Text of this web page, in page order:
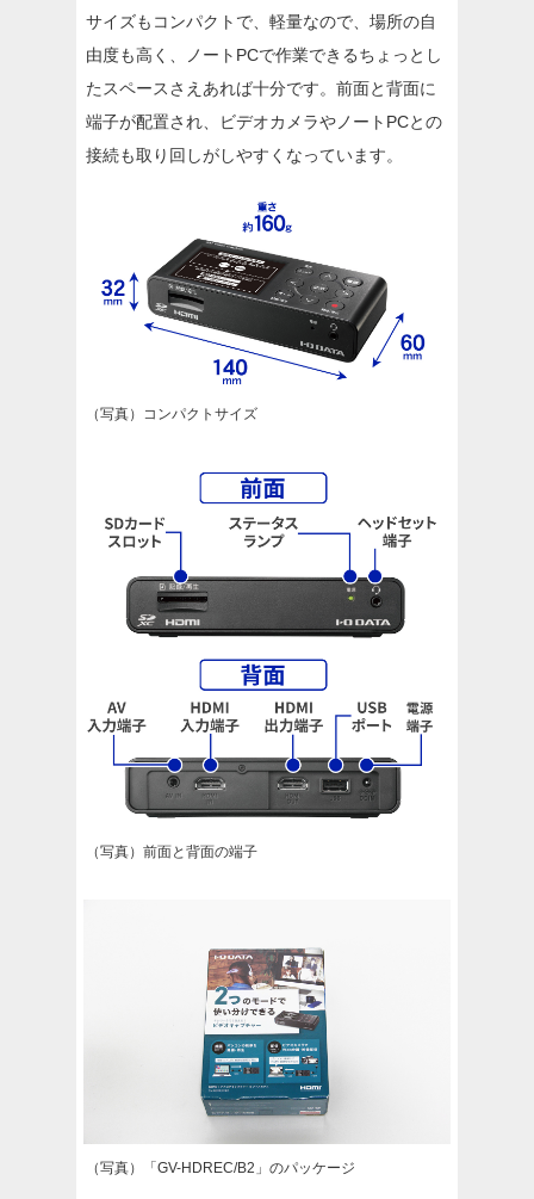
サイズもコンパクトで、軽量なので、場所の自
由度も高く、ノートPCで作業できるちょっとし
たスペースさえあれば十分です。前面と背面に
端子が配置され、ビデオカメラやノートPCとの
接続も取り回しがしやすくなっています。
（写真）コンパクトサイズ
（写真）前面と背面の端子
（写真）「GV-HDREC/B2」のパッケージ